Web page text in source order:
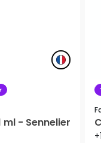
ml - Sennelier